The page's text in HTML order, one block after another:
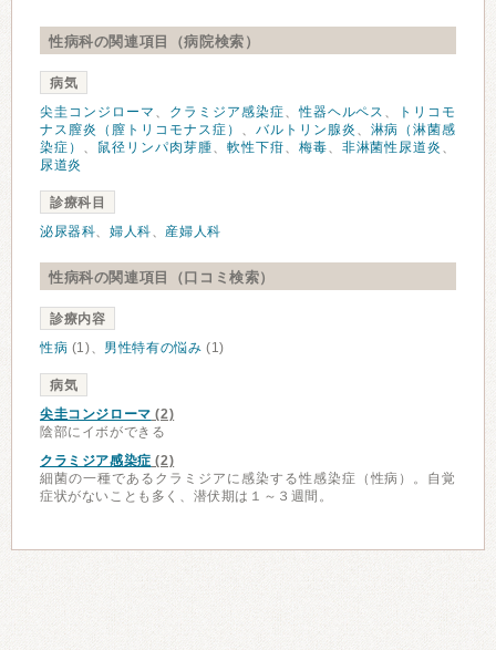
性病科の関連項目（病院検索）
病気
尖圭コンジローマ 、 クラミジア感染症、性器ヘルペス 、
トリコモ
ナス膣炎（膣トリコモナス症） 、 バルトリン腺炎 、 淋病（淋菌感
染症） 、 鼠径リンパ肉芽腫、 軟性下疳、 梅毒、 非淋菌性尿道炎 、
尿道炎
診療科目
泌尿器科、婦人科、 産婦人科
性病科の関連項目（口コミ検索）
診療内容
性病 (1)、 男性特有の悩み (1)
病気
尖圭コンジローマ (2)
陰部にイボができる
クラミジア感染症 (2)
細菌の一種であるクラミジアに感染する性感染症（性病）。自覚
症状がないことも多く、潜伏期は１～３週間。